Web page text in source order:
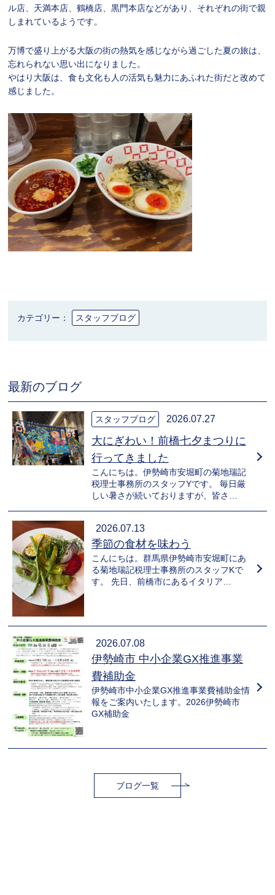
ル店、天満本店、鶴橋店、黒門本店などがあり、それぞれの街で親
しまれているようです。
万博で盛り上がる大阪の街の熱気を感じながら過ごした夏の旅は、
忘れられない思い出になりました。
やはり大阪は、食も文化も人の活気も魅力にあふれた街だと改めて
感じました。
カテゴリー： スタッフブログ
最新のブログ
スタッフブログ 2026.07.27
大にぎわい！前橋七夕まつりに
行ってきました
こんにちは。伊勢崎市安堀町の菊地瑞記
税理士事務所のスタッフYです。 毎日厳
しい暑さが続いておりますが、皆さ…
2026.07.13
季節の食材を味わう
こんにちは。群馬県伊勢崎市安堀町にあ
る菊地瑞記税理士事務所のスタッフKで
す。 先日、前橋市にあるイタリア…
2026.07.08
伊勢崎市 中小企業GX推進事業
費補助金
伊勢崎市中小企業GX推進事業費補助金情
報をご案内いたします。2026伊勢崎市
GX補助金
ブログ一覧